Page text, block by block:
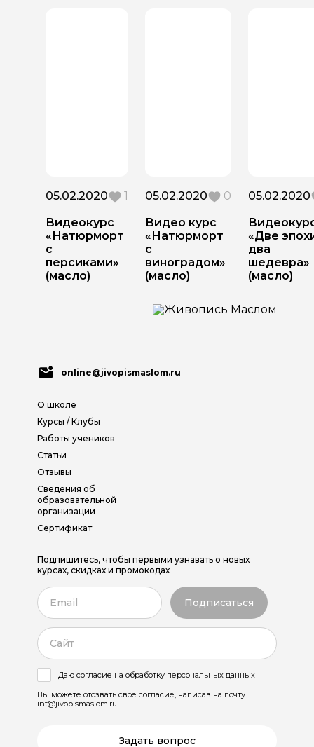
05.02.2020
1
Видеокурс
«Натюрморт
с
персиками»
(масло)
05.02.2020
0
Видео курс
«Натюрморт
с
виноградом»
(масло)
05.02.2020
«Две
два
шедевра»
(масло)
online@jivopismaslom.ru
О школе
Курсы / Клубы
Работы учеников
Статьи
Отзывы
Сведения об
образовательной
организации
Сертификат
Подпишитесь, чтобы первыми узнавать о новых
курсах, скидках и промокодах
Даю согласие на обработку персональных данных
Вы можете отозвать своё согласие, написав на почту
int@jivopismaslom.ru
Задать вопрос